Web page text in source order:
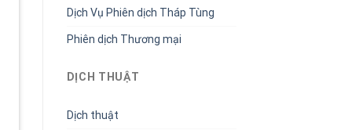
Dịch Vụ Phiên dịch Tháp Tùng
Phiên dịch Thương mại
DỊCH THUẬT
Dịch thuật